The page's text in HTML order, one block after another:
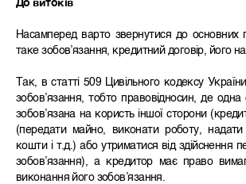
До витоків
Насамперед варто звернутися до
таке зобов’язання, кредитний договір, його
Так, в статті 509 Цивільного кодексу
зобов’язання, тобто правовідносин, де
зобов’язана на користь іншої сторони
(передати майно, виконати роботу, надати
кошти і т.д.) або утриматися від здійснення
зобов’язання), а кредитор має право
виконання його зобов’язання.